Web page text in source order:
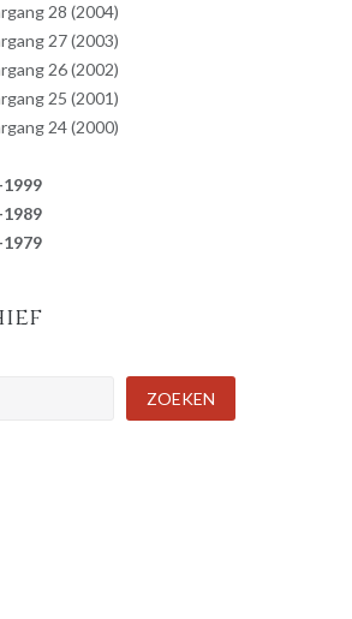
28 (2004)
27 (2003)
26 (2002)
25 (2001)
24 (2000)
ZOEKEN